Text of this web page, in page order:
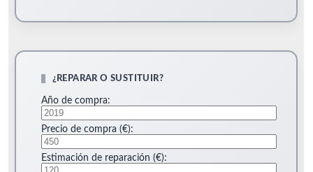
¿REPARAR O SUSTITUIR?
Año de compra:
Precio de compra (€):
Estimación de reparación (€):